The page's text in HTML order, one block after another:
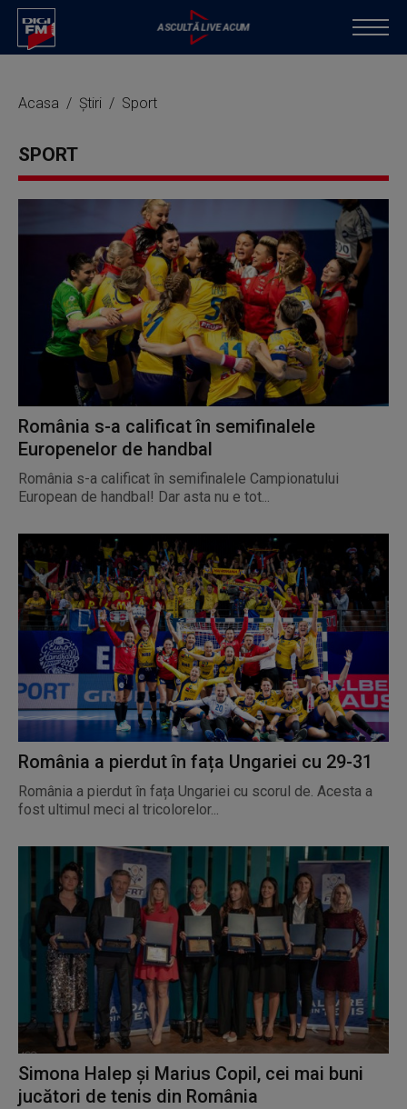
Acasa Știri Sport
SPORT
România s-a calificat în semifinalele
Europenelor de handbal
România s-a calificat în semifinalele Campionatului
European de handbal! Dar asta nu e tot...
România a pierdut în fața Ungariei cu 29-31
România a pierdut în fața Ungariei cu scorul de. Acesta a
fost ultimul meci al tricolorelor...
Simona Halep și Marius Copil, cei mai buni
jucători de tenis din România